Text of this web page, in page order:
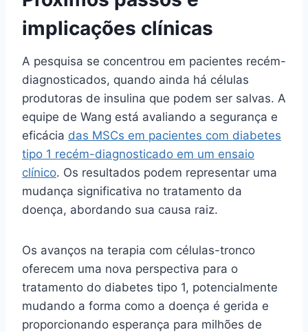
implicações clínicas
A pesquisa se concentrou em pacientes recém-
diagnosticados, quando ainda há células
produtoras de insulina que podem ser salvas. A
equipe de Wang está avaliando a segurança e
eficácia das MSCs em pacientes com diabetes
tipo 1 recém-diagnosticado em um ensaio
clínico. Os resultados podem representar uma
mudança significativa no tratamento da
doença, abordando sua causa raiz.
Os avanços na terapia com células-tronco
oferecem uma nova perspectiva para o
tratamento do diabetes tipo 1, potencialmente
mudando a forma como a doença é gerida e
proporcionando esperança para milhões de